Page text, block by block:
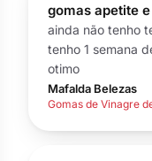
gomas apetite
ainda não tenho
tenho 1 semana
otimo
Mafalda Belezas
Gomas de Vinagre